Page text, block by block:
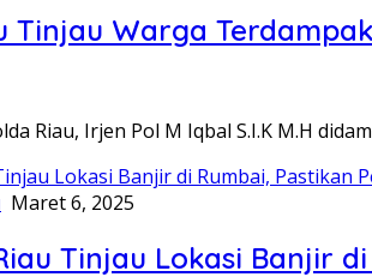
Tinjau Warga
Riau, Irjen Pol M Iqbal S.I.K M.H
Maret 6, 2025
Tinjau Lokasi Banjir